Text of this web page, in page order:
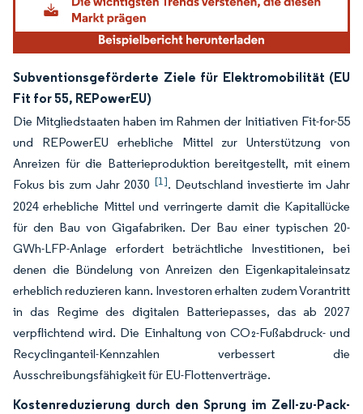
Subventionsgeförderte Ziele für Elektromobilität (EU
Fit for 55, REPowerEU)
Die Mitgliedstaaten haben im Rahmen der Initiativen Fit-for-55
und REPowerEU erhebliche Mittel zur Unterstützung von
Anreizen für die Batterieproduktion bereitgestellt, mit einem
Fokus bis zum Jahr 2030 [1]. Deutschland investierte im Jahr
2024 erhebliche Mittel und verringerte damit die Kapitallücke
für den Bau von Gigafabriken. Der Bau einer typischen 20-
GWh-LFP-Anlage erfordert beträchtliche Investitionen, bei
denen die Bündelung von Anreizen den Eigenkapitaleinsatz
erheblich reduzieren kann. Investoren erhalten zudem Vorantritt
in das Regime des digitalen Batteriepasses, das ab 2027
verpflichtend wird. Die Einhaltung von CO₂-Fußabdruck- und
Recyclinganteil-Kennzahlen verbessert die
Ausschreibungsfähigkeit für EU-Flottenverträge.
Kostenreduzierung durch den Sprung im Zell-zu-Pack-